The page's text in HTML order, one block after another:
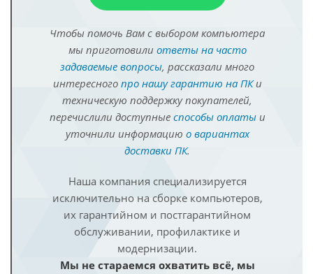
Чтобы помочь Вам с выбором компьютера
мы приготовили ответы на часто
задаваемые вопросы, рассказали много
интересного про нашу гарантию на ПКи
техническую поддержку покупателей,
перечислили доступные способы оплатыи
уточнили информацию о вариантах
доставки ПК.
Наша компания специализируется
исключительно на сборке компьютеров,
их гарантийном и постгарантийном
обслуживании, профилактике и
модернизации.
Мы не стараемся охватить всё, мы